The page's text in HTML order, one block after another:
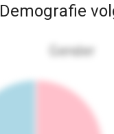
Demografie
Gender